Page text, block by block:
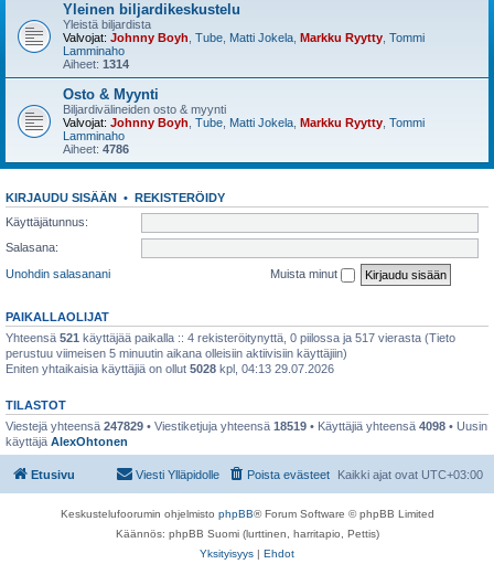
Yleinen biljardikeskustelu
Yleistä biljardista
Valvojat: Johnny Boyh Tube Matti Jokela Markku Ryytty Tommi
Lamminaho
Aiheet: 1314
Osto & Myynti
Biljardivälineiden osto & myynti
Valvojat: Johnny Boyh Tube Matti Jokela Markku Ryytty Tommi
Lamminaho
Aiheet: 4786
KIRJAUDU SISÄÄN • REKISTERÖIDY
Käyttäjätunnus:
Salasana:
Unohdin salasanani
Muista minut
PAIKALLAOLIJAT
Yhteensä 521 käyttäjää paikalla :: 4 rekisteröitynyttä, 0 piilossa ja 517 vierasta (Tieto
perustuu viimeisen 5 minuutin aikana olleisiin aktiivisiin käyttäjiin)
Eniten yhtaikaisia käyttäjiä on ollut 5028 kpl, 04:13 29.07.2026
TILASTOT
Viestejä yhteensä 247829 • Viestiketjuja yhteensä 18519 • Käyttäjiä yhteensä 4098 • Uusin
käyttäjä AlexOhtonen
Etusivu Kaikki ajat ovat UTC+03:00
Poista evästeet
Viesti Ylläpidolle
Keskustelufoorumin ohjelmisto phpBB® Forum Software © phpBB Limited
Käännös: phpBB Suomi (lurttinen, harritapio, Pettis)
Yksityisyys | Ehdot